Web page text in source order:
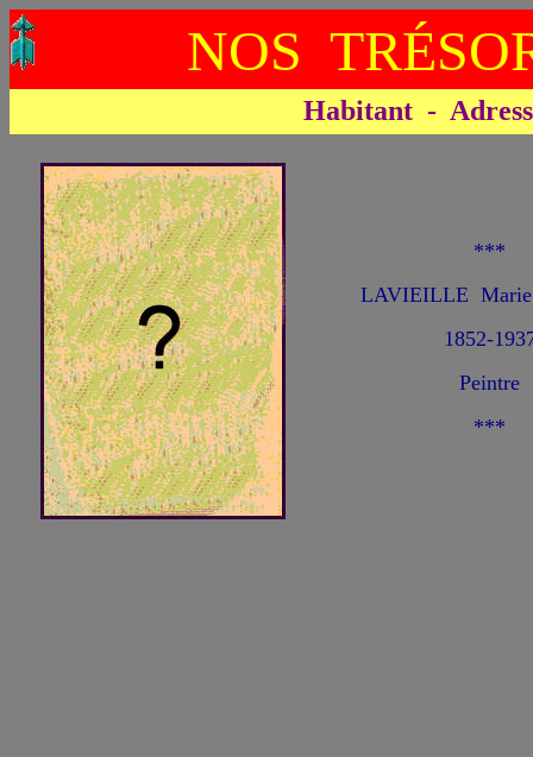
NOS
Habitant -
***
LAVIEILLE Marie
1852-
Peintre
***